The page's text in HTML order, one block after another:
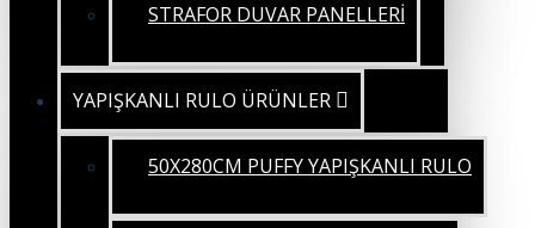
STRAFOR DUVAR PANELLERİ
YAPIŞKANLI RULO ÜRÜNLER
50X280CM PUFFY YAPIŞKANLI RULO